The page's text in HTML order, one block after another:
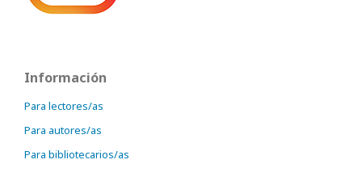
Información
Para lectores/as
Para autores/as
Para bibliotecarios/as